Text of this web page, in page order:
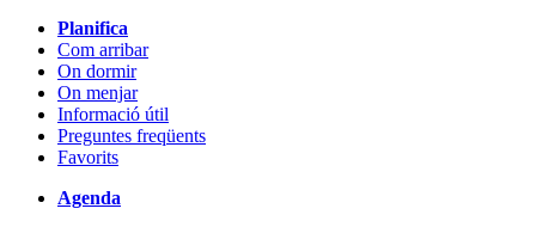
Planifica
Com arribar
On dormir
On menjar
Informació útil
Preguntes freqüents
Favorits
Agenda